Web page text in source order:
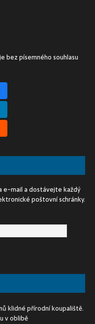
bez písemného souhlasu
e-mail a dostávejte každý
poštovní schránky.
klidné přírodní koupaliště.
v oblibě